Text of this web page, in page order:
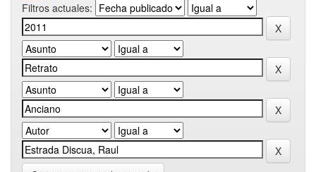
Filtros actuales: